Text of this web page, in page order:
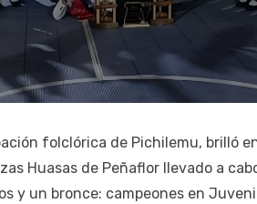
folclórica de Pichilemu, brilló
Huasas de Peñaflor llevado a
y un bronce: campeones en